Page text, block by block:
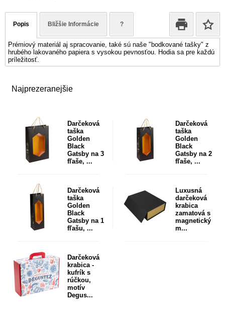
Najprezeranejšie
Darčeková
taška
Golden
Black
Gatsby na 3
fľaše, ...
Darčeková
taška
Golden
Black
Gatsby na 2
fľaše, ...
Darčeková
taška
Golden
Black
Gatsby na 1
fľašu, ...
Luxusná
darčeková
krabica
zamatová s
magnetický
m...
Darčeková
krabica -
kufrík s
rúčkou,
motív
Degus...
Popis Bližšie Informácie ?
Prémiový materiál aj spracovanie, také sú naše "bodkované tašky" z
hrubého lakovaného papiera s vysokou pevnosťou. Hodia sa pre každú
príležitosť.